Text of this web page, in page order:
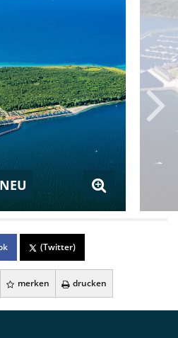
NEU
(Twitter)
merken drucken